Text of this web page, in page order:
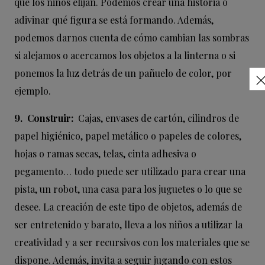
adivinar qué figura se está formando. Además,
podemos darnos cuenta de cómo cambian las sombras
si alejamos o acercamos los objetos a la linterna o si
ponemos la luz detrás de un pañuelo de color, por
ejemplo.
9. Construir: Cajas, envases de cartón, cilindros de
papel higiénico, papel metálico o papeles de colores,
hojas o ramas secas, telas, cinta adhesiva o
pegamento… todo puede ser utilizado para crear una
pista, un robot, una casa para los juguetes o lo que se
desee. La creación de este tipo de objetos, además de
ser entretenido y barato, lleva a los niños a utilizar la
creatividad y a ser recursivos con los materiales que se
dispone. Además, invita a seguir jugando con estos